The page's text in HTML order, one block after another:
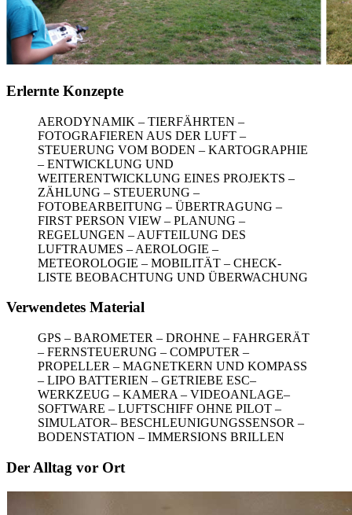
Erlernte Konzepte
AERODYNAMIK – TIERFÄHRTEN –
FOTOGRAFIEREN AUS DER LUFT –
STEUERUNG VOM BODEN – KARTOGRAPHIE
– ENTWICKLUNG UND
WEITERENTWICKLUNG EINES PROJEKTS –
ZÄHLUNG – STEUERUNG –
FOTOBEARBEITUNG – ÜBERTRAGUNG –
FIRST PERSON VIEW – PLANUNG –
REGELUNGEN – AUFTEILUNG DES
LUFTRAUMES – AEROLOGIE –
METEOROLOGIE – MOBILITÄT – CHECK-
LISTE BEOBACHTUNG UND ÜBERWACHUNG
Verwendetes Material
GPS – BAROMETER – DROHNE – FAHRGERÄT
– FERNSTEUERUNG – COMPUTER –
PROPELLER – MAGNETKERN UND KOMPASS
– LIPO BATTERIEN – GETRIEBE ESC–
WERKZEUG – KAMERA – VIDEOANLAGE–
SOFTWARE – LUFTSCHIFF OHNE PILOT –
SIMULATOR– BESCHLEUNIGUNGSSENSOR –
BODENSTATION – IMMERSIONS BRILLEN
Der Alltag vor Ort